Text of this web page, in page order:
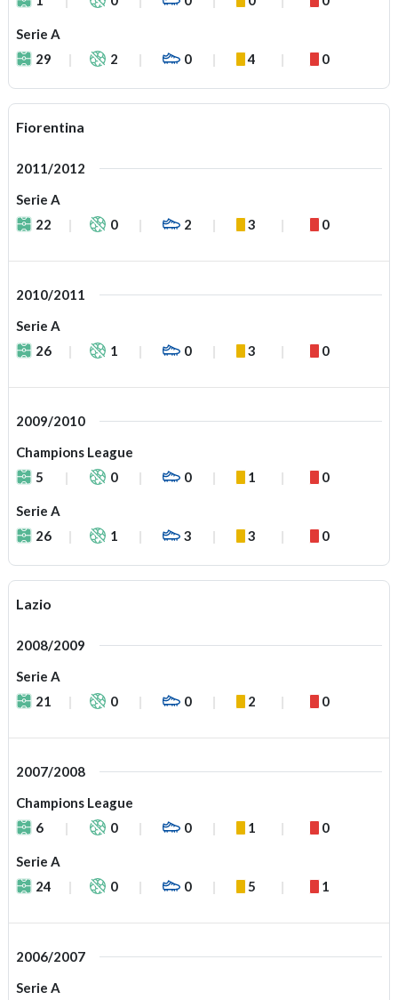
Serie A
29
2 0 4 0
Fiorentina
2011/2012
Serie A
22
0 2 3 0
2010/2011
Serie A
26
1 0 3 0
2009/2010
Champions League
5
0 0 1 0
Serie A
26
1 3 3 0
Lazio
2008/2009
Serie A
21
0 0 2 0
2007/2008
Champions League
6
0 0 1 0
Serie A
24
0 0 5 1
2006/2007
Serie A